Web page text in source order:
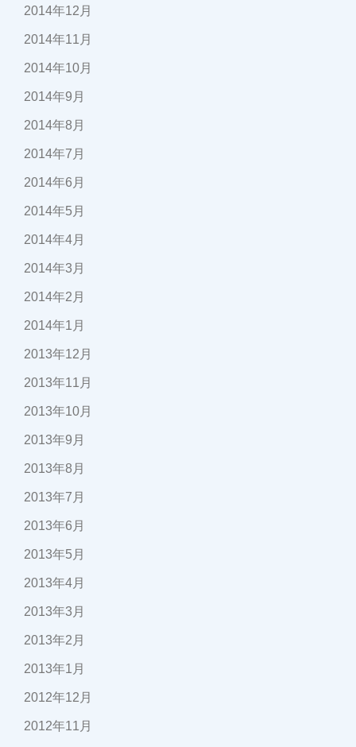
2014年12月
2014年11月
2014年10月
2014年9月
2014年8月
2014年7月
2014年6月
2014年5月
2014年4月
2014年3月
2014年2月
2014年1月
2013年12月
2013年11月
2013年10月
2013年9月
2013年8月
2013年7月
2013年6月
2013年5月
2013年4月
2013年3月
2013年2月
2013年1月
2012年12月
2012年11月